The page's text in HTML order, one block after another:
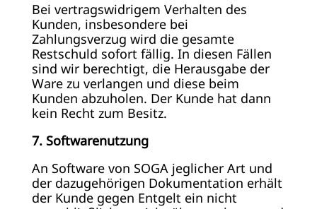
Bei vertragswidrigem Verhalten des
Kunden, insbesondere bei
Zahlungsverzug wird die gesamte
Restschuld sofort fällig. In diesen Fällen
sind wir berechtigt, die Herausgabe der
Ware zu verlangen und diese beim
Kunden abzuholen. Der Kunde hat dann
kein Recht zum Besitz.
7. Softwarenutzung
An Software von SOGA jeglicher Art und
der dazugehörigen Dokumentation erhält
der Kunde gegen Entgelt ein nicht